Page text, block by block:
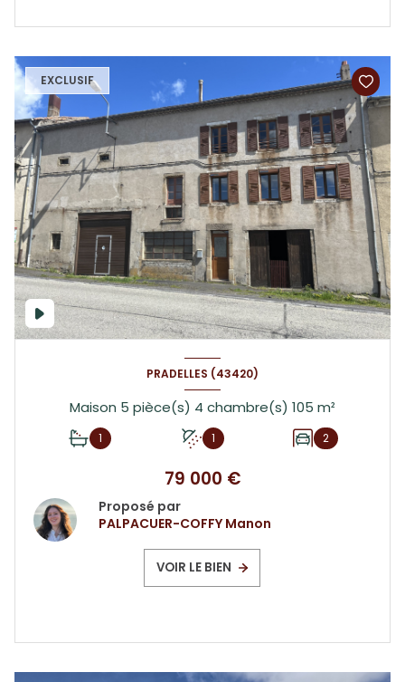
EXCLUSIF
PRADELLES (43420)
Maison 5 pièce(s) 4 chambre(s) 105 m²
1 1 2
79 000 €
Proposé par
PALPACUER-COFFY Manon
VOIR LE BIEN